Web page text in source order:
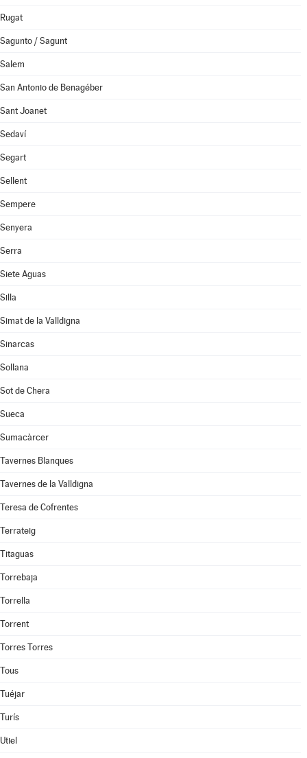
Rugat
Sagunto / Sagunt
Salem
San Antonio de Benagéber
Sant Joanet
Sedaví
Segart
Sellent
Sempere
Senyera
Serra
Siete Aguas
Silla
Simat de la Valldigna
Sinarcas
Sollana
Sot de Chera
Sueca
Sumacàrcer
Tavernes Blanques
Tavernes de la Valldigna
Teresa de Cofrentes
Terrateig
Titaguas
Torrebaja
Torrella
Torrent
Torres Torres
Tous
Tuéjar
Turís
Utiel